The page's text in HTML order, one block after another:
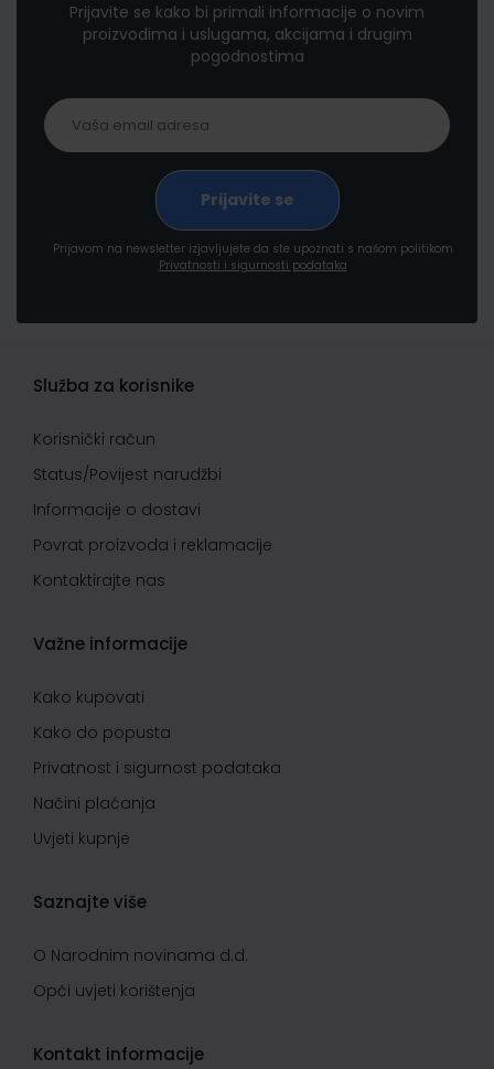
Prijavite se kako bi primali informacije o novim
proizvodima i uslugama, akcijama i drugim
pogodnostima
Prijavom na newsletter izjavljujete da ste upoznati s našom politikom
Privatnosti i sigurnosti podataka
Služba za korisnike
Korisnički račun
Status/Povijest narudžbi
Informacije o dostavi
Povrat proizvoda i reklamacije
Kontaktirajte nas
Važne informacije
Kako kupovati
Kako do popusta
Privatnost i sigurnost podataka
Načini plaćanja
Uvjeti kupnje
Saznajte više
O Narodnim novinama d.d.
Opći uvjeti korištenja
Kontakt informacije